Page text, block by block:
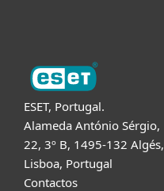
ESET, Portugal.
Alameda António Sérgio,
22, 3º B, 1495-132 Algés,
Lisboa, Portugal
Contactos